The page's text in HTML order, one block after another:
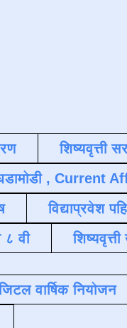
शिष्यवृत्ती
, Current
विद्याप्रवेश
८ वी
वार्षिक नियोजन